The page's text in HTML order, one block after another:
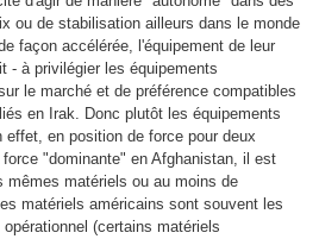
ou de stabilisation ailleurs dans le monde
façon accélérée, l'équipement de leur
- à privilégier les équipements
le marché et de préférence compatibles
en Irak. Donc plutôt les équipements
en position de force pour deux
"dominante" en Afghanistan, il est
mêmes matériels ou au moins de
matériels américains sont souvent les
(certains matériels